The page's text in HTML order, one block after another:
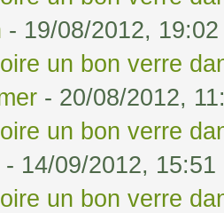
- 19/08/2012, 19:02
un bon verre
- 20/08/2012,
un bon verre
- 14/09/2012, 15:51
un bon verre